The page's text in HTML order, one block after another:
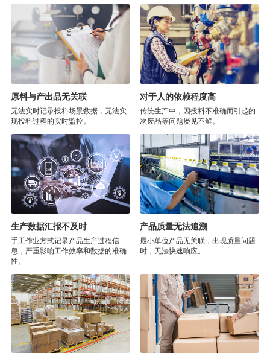
原料与产出品无关联
无法实时记录投料场景数据，无法实
现投料过程的实时监控。
对于人的依赖程度高
传统生产中，因投料不准确而引起的
次废品等问题屡见不鲜。
生产数据汇报不及时
手工作业方式记录产品生产过程信
息，严重影响工作效率和数据的准确
性。
产品质量无法追溯
最小单位产品无关联，出现质量问题
时，无法快速响应。